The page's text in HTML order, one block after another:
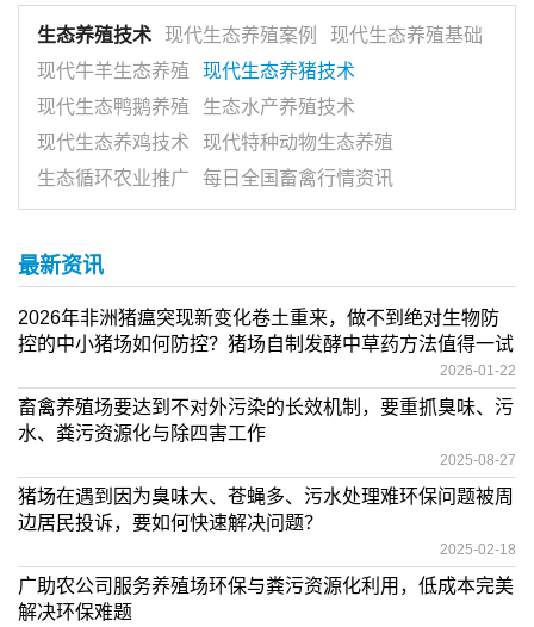
生态养殖技术 现代生态养殖案例
现代生态养殖基础
现代牛羊生态养殖
现代生态养猪技术
现代生态鸭鹅养殖
生态水产养殖技术
现代生态养鸡技术
现代特种动物生态养殖
生态循环农业推广
每日全国畜禽行情资讯
最新资讯
2026年非洲猪瘟突现新变化卷土重来，做不到绝对生物防
控的中小猪场如何防控？猪场自制发酵中草药方法值得一试
2026-01-22
畜禽养殖场要达到不对外污染的长效机制，要重抓臭味、污
水、粪污资源化与除四害工作
2025-08-27
猪场在遇到因为臭味大、苍蝇多、污水处理难环保问题被周
边居民投诉，要如何快速解决问题？
2025-02-18
广助农公司服务养殖场环保与粪污资源化利用，低成本完美
解决环保难题